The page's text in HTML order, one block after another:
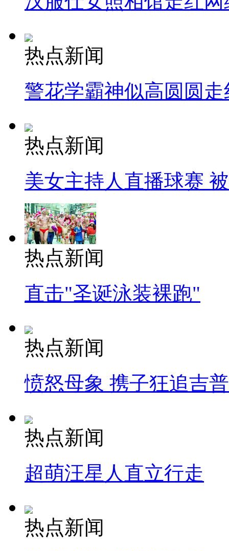
热点新闻
警花学霸神似高圆圆走
热点新闻
美女主持人直播球赛
热点新闻
直击"圣诞泳装裸跑"
热点新闻
愤怒母象 携子狂追吉
热点新闻
超萌汪星人直立行走
热点新闻